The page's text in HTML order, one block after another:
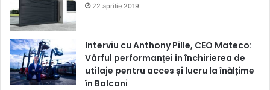
22 aprilie 2019
Interviu cu Anthony Pille, CEO Mateco:
Vârful performanței în închirierea de
utilaje pentru acces și lucru la înălțime
în Balcani